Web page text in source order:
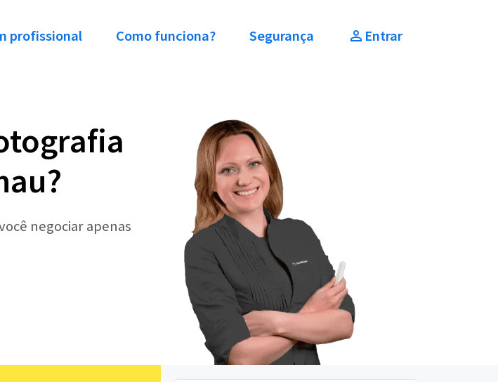
profissional Como funciona? Segurança Entrar
negociar apenas